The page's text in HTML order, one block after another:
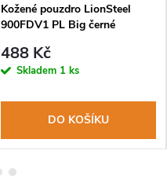
Kožené pouzdro LionSteel
900FDV1 PL Big černé
488 Kč
Skladem 1 ks
DO KOŠÍKU